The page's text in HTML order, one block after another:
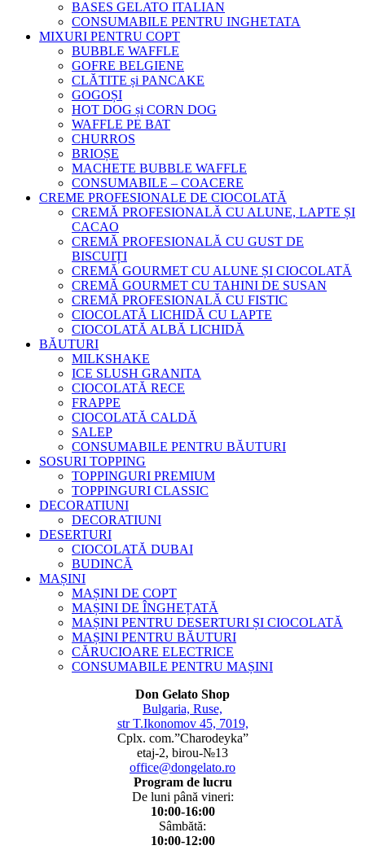
BASES GELATO ITALIAN
CONSUMABILE PENTRU INGHETATA
MIXURI PENTRU COPT
BUBBLE WAFFLE
GOFRE BELGIENE
CLĂTITE și PANCAKE
GOGOȘI
HOT DOG și CORN DOG
WAFFLE PE BAT
CHURROS
BRIOȘE
MACHETE BUBBLE WAFFLE
CONSUMABILE – COACERE
CREME PROFESIONALE DE CIOCOLATĂ
CREMĂ PROFESIONALĂ CU ALUNE, LAPTE ȘI
CACAO
CREMĂ PROFESIONALĂ CU GUST DE
BISCUIȚI
CREMĂ GOURMET CU ALUNE ȘI CIOCOLATĂ
CREMĂ GOURMET CU TAHINI DE SUSAN
CREMĂ PROFESIONALĂ CU FISTIC
CIOCOLATĂ LICHIDĂ CU LAPTE
CIOCOLATĂ ALBĂ LICHIDĂ
BĂUTURI
MILKSHAKE
ICE SLUSH GRANITA
CIOCOLATĂ RECE
FRAPPE
CIOCOLATĂ CALDĂ
SALEP
CONSUMABILE PENTRU BĂUTURI
SOSURI TOPPING
TOPPINGURI PREMIUM
TOPPINGURI CLASSIC
DECORATIUNI
DECORATIUNI
DESERTURI
CIOCOLATĂ DUBAI
BUDINCĂ
MAȘINI
MAȘINI DE COPT
MAȘINI DE ÎNGHEȚATĂ
MAȘINI PENTRU DESERTURI ȘI CIOCOLATĂ
MAȘINI PENTRU BĂUTURI
CĂRUCIOARE ELECTRICE
CONSUMABILE PENTRU MAȘINI
Don Gelato Shop
Bulgaria, Ruse,
str T.Ikonomov 45, 7019,
Cplx. com.”Charodeyka”
etaj-2, birou-№13
office@dongelato.ro
Program de lucru
De luni până vineri:
10:00-16:00
Sâmbătă:
10:00-12:00